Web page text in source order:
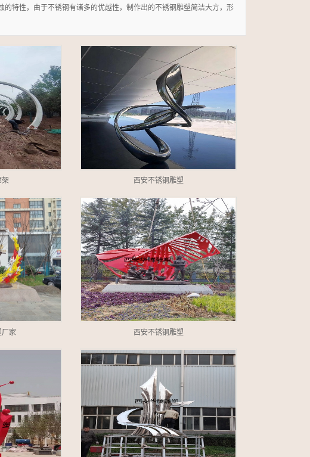
特性，由于不锈钢有诸多的优越性，制作出的不锈钢雕塑简洁大方，形
架 西安不锈钢雕塑
厂家 西安不锈钢雕塑